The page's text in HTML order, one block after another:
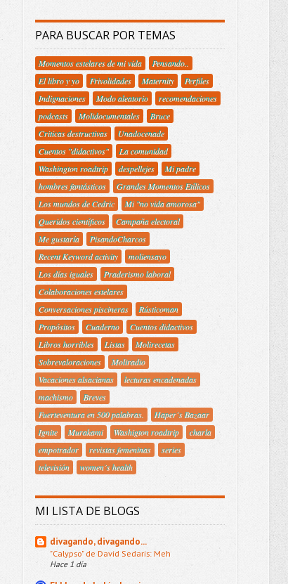
PARA BUSCAR POR TEMAS
Momentos estelares de mi vida
Pensando..
El libro y yo
Frivolidades Maternity
Perfiles
Indignaciones
Modo aleatorio
recomendaciones
podcasts
Molidocumentales
Bruce
Criticas destructivas
Unadocenade
Cuentos "didactivos"
La comunidad
Washington roadtrip
despellejes
Mi padre
hombres fantásticos
Grandes Momentos Etílicos
Los mundos de Cedric
Mi "no vida amorosa"
Queridos científicos
Campaña electoral
Me gustaría
PisandoCharcos
Recent Keyword activity
moliensayo
Los días iguales
Praderismo laboral
Colaboraciones estelares
Conversaciones piscineras
Rústicoman
Propósitos
Cuaderno
Cuentos didactivos
Libros horribles
Listas
Molirecetas
Sobrevaloraciones
Moliradio
Vacaciones alsacianas
lecturas encadenadas
machismo
Breves
Fuerteventura en 500 palabras.
Haper´s Bazaar
Ignite
Murakami Washigton roadtrip
charla
empotrador
revistas femeninas
series
televisión
women´s health
MI LISTA DE BLOGS
divagando, divagando...
"Calypso" de David Sedaris: Meh
Hace 1 día